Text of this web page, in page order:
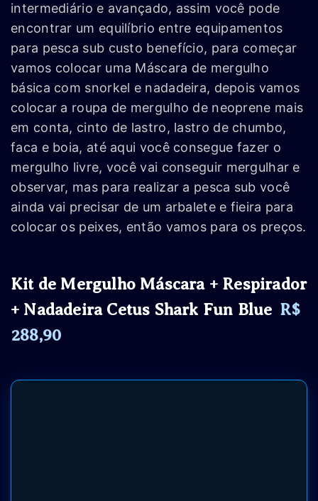
intermediário e avançado, assim você pode
encontrar um equilíbrio entre equipamentos
para pesca sub custo benefício, para começar
vamos colocar uma Máscara de mergulho
básica com snorkel e nadadeira, depois vamos
colocar a roupa de mergulho de neoprene mais
em conta, cinto de lastro, lastro de chumbo,
faca e boia, até aqui você consegue fazer o
mergulho livre, você vai conseguir mergulhar e
observar, mas para realizar a pesca sub você
ainda vai precisar de um arbalete e fieira para
colocar os peixes, então vamos para os preços.
Kit de Mergulho Máscara + Respirador
+ Nadadeira Cetus Shark Fun Blue R$
288,90